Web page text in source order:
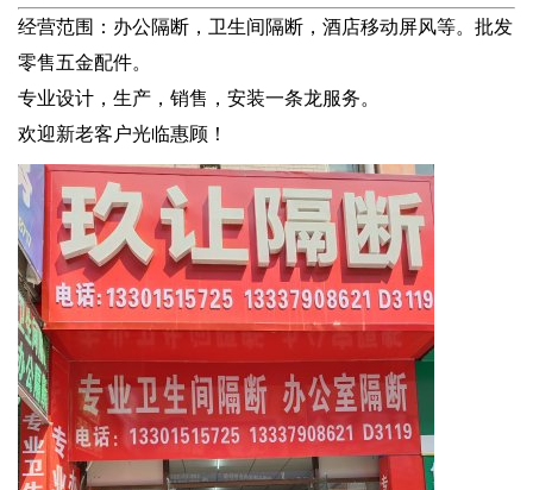
经营范围：办公隔断，卫生间隔断，酒店移动屏风等。批发
零售五金配件。
专业设计，生产，销售，安装一条龙服务。
欢迎新老客户光临惠顾！